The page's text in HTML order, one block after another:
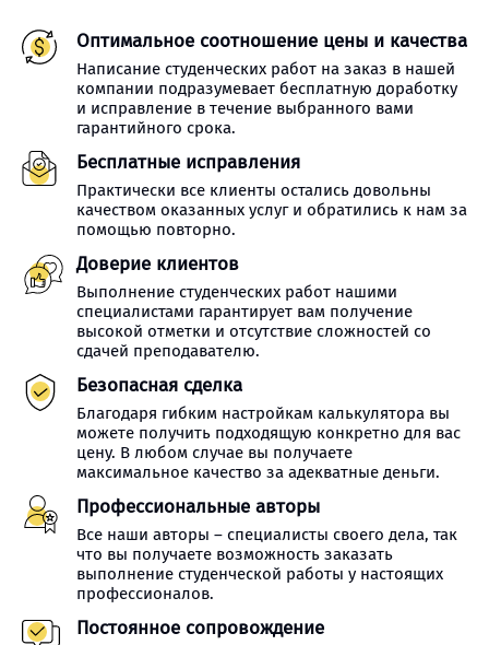
Оптимальное соотношение цены и качества
Написание студенческих работ на заказ в нашей
компании подразумевает бесплатную доработку
и исправление в течение выбранного вами
гарантийного срока.
Бесплатные исправления
Практически все клиенты остались довольны
качеством оказанных услуг и обратились к нам за
помощью повторно.
Доверие клиентов
Выполнение студенческих работ нашими
специалистами гарантирует вам получение
высокой отметки и отсутствие сложностей со
сдачей преподавателю.
Безопасная сделка
Благодаря гибким настройкам калькулятора вы
можете получить подходящую конкретно для вас
цену. В любом случае вы получаете
максимальное качество за адекватные деньги.
Профессиональные авторы
Все наши авторы – специалисты своего дела, так
что вы получаете возможность заказать
выполнение студенческой работы у настоящих
профессионалов.
Постоянное сопровождение